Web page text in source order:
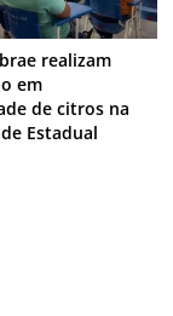
realizam
em
de citros na
Estadual